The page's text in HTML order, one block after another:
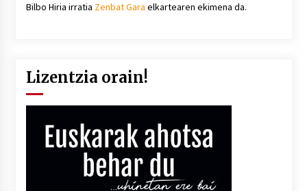
Bilbo Hiria irratia Zenbat Gara elkartearen ekimena da.
Lizentzia orain!